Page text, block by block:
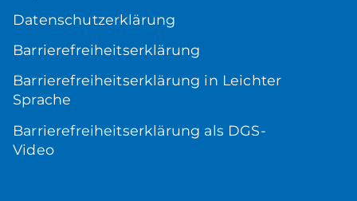
Datenschutzerklärung
Barrierefreiheitserklärung
Barrierefreiheitserklärung in Leichter
Sprache
Barrierefreiheitserklärung als DGS-
Video